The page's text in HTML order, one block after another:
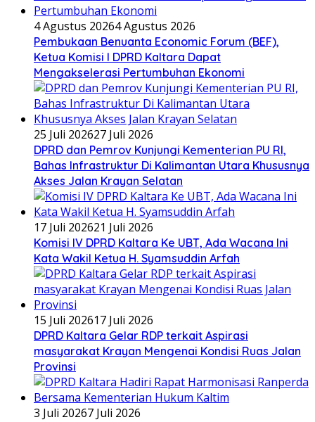
4 Agustus 20264 Agustus 2026
Pembukaan Benuanta Economic Forum (BEF),
Ketua Komisi I DPRD Kaltara Dapat
Mengakselerasi Pertumbuhan Ekonomi
25 Juli 202627 Juli 2026
DPRD dan Pemrov Kunjungi Kementerian PU RI,
Bahas Infrastruktur Di Kalimantan Utara Khususnya
Akses Jalan Krayan Selatan
17 Juli 202621 Juli 2026
Komisi IV DPRD Kaltara Ke UBT, Ada Wacana Ini
Kata Wakil Ketua H. Syamsuddin Arfah
15 Juli 202617 Juli 2026
DPRD Kaltara Gelar RDP terkait Aspirasi
masyarakat Krayan Mengenai Kondisi Ruas Jalan
Provinsi
3 Juli 20267 Juli 2026